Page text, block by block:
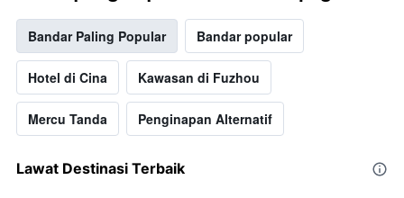
Bandar Paling Popular Bandar popular
Hotel di Cina Kawasan di Fuzhou
Mercu Tanda Penginapan Alternatif
Lawat Destinasi Terbaik